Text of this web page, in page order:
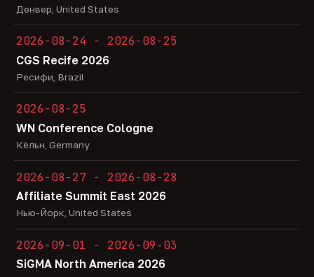
Денвер, United States
2026-08-24 - 2026-08-25
CGS Recife 2026
Ресифи, Brazil
2026-08-25
WN Conference Cologne
Кёльн, Germany
2026-08-27 - 2026-08-28
Affiliate Summit East 2026
Нью-Йорк, United States
2026-09-01 - 2026-09-03
SiGMA North America 2026